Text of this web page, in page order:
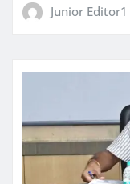
Junior Editor1